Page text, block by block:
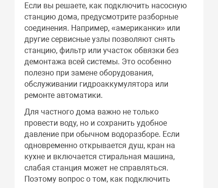
Если вы решаете, как подключить насосную
станцию дома, предусмотрите разборные
соединения. Например, «американки» или
другие сервисные узлы позволяют снять
станцию, фильтр или участок обвязки без
демонтажа всей системы. Это особенно
полезно при замене оборудования,
обслуживании гидроаккумулятора или
ремонте автоматики.
Для частного дома важно не только
провести воду, но и сохранить удобное
давление при обычном водоразборе. Если
одновременно открывается душ, кран на
кухне и включается стиральная машина,
слабая станция может не справляться.
Поэтому вопрос о том, как подключить